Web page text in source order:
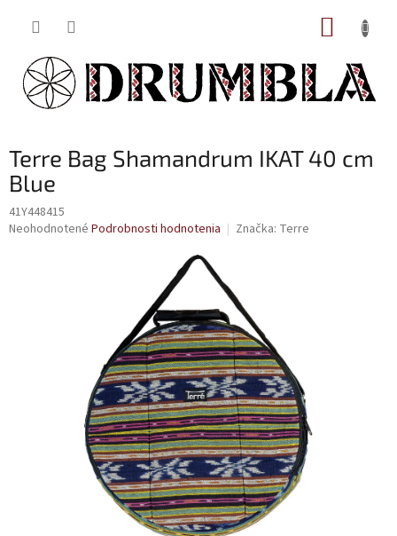
Terre Bag Shamandrum IKAT 40 cm
Blue
41Y448415
Priemerné
Neohodnotené Podrobnosti hodnotenia Značka: Terre